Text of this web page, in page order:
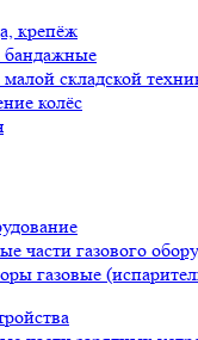
крепёж
бандажные
малой складской
колёс
части газового
газовые